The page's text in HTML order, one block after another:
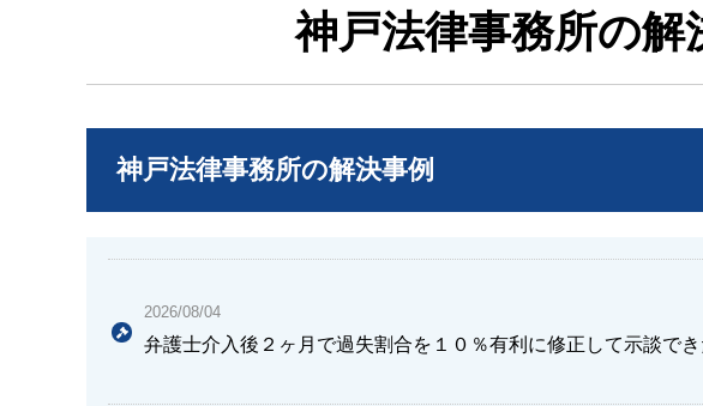
神戸法律事務所の解
神戸法律事務所の解決事例
2026/08/04
弁護士介入後２ヶ月で過失割合を１０％有利に修正して示談で